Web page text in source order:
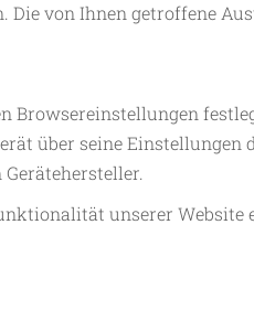
von Ihnen getroffene
Browsereinstellungen
über seine Einstellungen
unserer Website